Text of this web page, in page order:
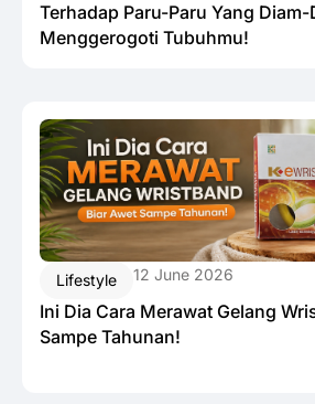
Terhadap Paru-Paru Yang Diam-
Menggerogoti Tubuhmu!
Lifestyle 12 June 2026
Ini Dia Cara Merawat Gelang
Sampe Tahunan!